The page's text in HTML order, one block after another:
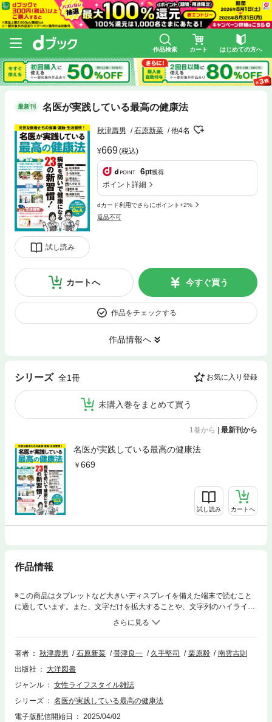
作品検索 カート はじめての方へ
最新刊 名医が実践している最高の健康法
試し読み
秋津壽男 石原新菜 他4名
669(税込)
6pt獲得
ポイント詳細
dカード利用でさらにポイント+2%
返品不可
カートへ 今すぐ買う
作品をチェックする
作品情報へ
シリーズ 全1冊 お気に入り登録
未購入巻をまとめて買う
1巻から | 最新刊から
名医が実践している最高の健康法
669
試し読み カートへ
作品情報
※この商品はタブレットなど大きいディスプレイを備えた端末で読むこと
に適しています。また、文字だけを拡大することや、文字列のハイライ
ト、検索、辞書の参照、引用などの機能が使用できません。元気な医者た
ちの食事・運動・生活習慣！病気を防いで健康になる23の新習慣!食事・
お酒を「100薬の長」にする方法・生命力が上がる「1日1食」生活・自律
神経に効くスパイス名医がなんでも答えます!みんなが知りたいQ&Aつき
著者 秋津壽男 石原新菜 帯津良一 久手堅司 栗原毅
南雲吉則
出版社
大洋図書
ジャンル
女性ライフスタイル雑誌
シリーズ
名医が実践している最高の健康法
電子版配信開始日
2025/04/02